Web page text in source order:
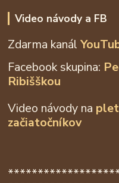
Video návody a FB
Zdarma kanál
Facebook skupina:
Ribišškou
Video návody na
začiatočníkov